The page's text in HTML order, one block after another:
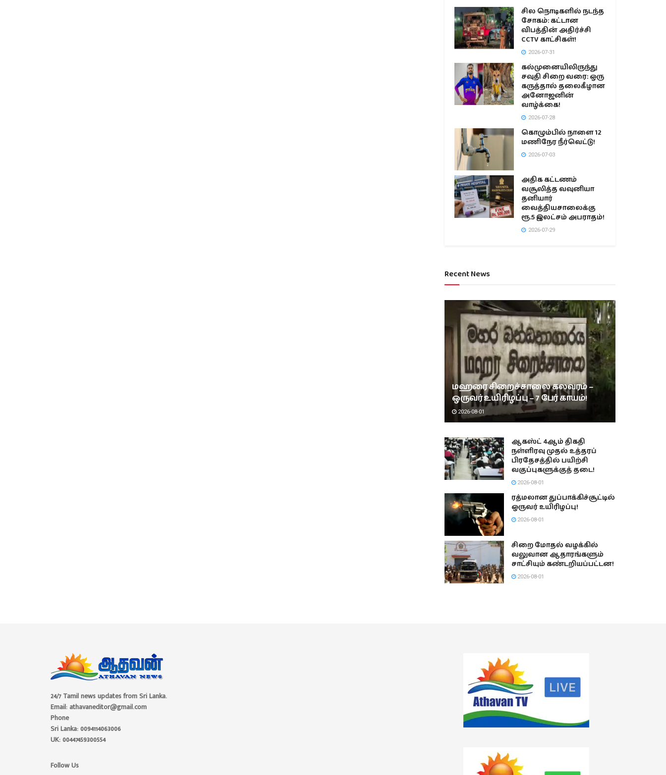
சில நொடிகளில் நடந்த
சோகம்: கட்டான
விபத்தின் அதிர்ச்சி
CCTV காட்சிகள்!
2026-07-31
கல்முனையிலிருந்து
சவுதி சிறை வரை: ஒரு
கருத்தால் தலைகீழான
அனோஜனின்
வாழ்க்கை!
2026-07-28
கொழும்பில் நாளை 12
மணிநேர நீர்வெட்டு!
2026-07-03
அதிக கட்டணம்
வசூலித்த வவுனியா
தனியார்
வைத்தியசாலைக்கு
ரூ.5 இலட்சம் அபராதம்!
2026-07-29
Recent News
மஹரை சிறைச்சாலை கலவரம் –
ஒருவர் உயிரிழப்பு – 7 பேர் காயம்!
2026-08-01
ஆகஸ்ட் 4ஆம் திகதி
நள்ளிரவு முதல் உத்தரப்
பிரதேசத்தில் பயிற்சி
வகுப்புகளுக்குத் தடை!
2026-08-01
ரத்மலான துப்பாக்கிச்சூட்டில்
ஒருவர் உயிரிழப்பு!
2026-08-01
சிறை மோதல் வழக்கில்
வலுவான ஆதாரங்களும்
சாட்சியும் கண்டறியப்பட்டன!
2026-08-01
24/7 Tamil news updates from Sri Lanka.
Email: athavaneditor@gmail.com
Phone
Sri Lanka: 0094114063006
UK: 00447459300554
Follow Us